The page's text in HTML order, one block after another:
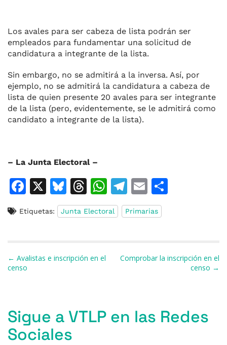
Los avales para ser cabeza de lista podrán ser
empleados para fundamentar una solicitud de
candidatura a integrante de la lista.
Sin embargo, no se admitirá a la inversa. Así, por
ejemplo, no se admitirá la candidatura a cabeza de
lista de quien presente 20 avales para ser integrante
de la lista (pero, evidentemente, se le admitirá como
candidato a integrante de la lista).
– La Junta Electoral –
F
c
b
o
X
Bl
u
e
k
y
T
h
re
s
W
h
at
T
el
e
m
E
m
ai
ar
ti
Etiquetas: Junta Electoral Primarias
Navegación de entradas
← Avalistas e inscripción en el
censo
Comprobar la inscripción en el
censo →
Sigue a VTLP en las Redes
Sociales